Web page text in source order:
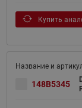
Купить
148B5345